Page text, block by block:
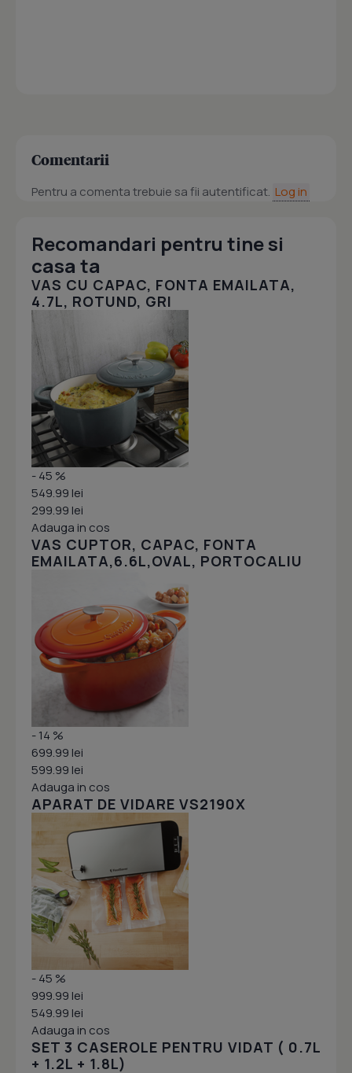
Comentarii
Pentru a comenta trebuie sa fii autentificat. Log in
Recomandari pentru tine si
casa ta
VAS CU CAPAC, FONTA EMAILATA,
4.7L, ROTUND, GRI
- 45 %
549.99 lei
299.99 lei
Adauga in cos
VAS CUPTOR, CAPAC, FONTA
EMAILATA,6.6L,OVAL, PORTOCALIU
- 14 %
699.99 lei
599.99 lei
Adauga in cos
APARAT DE VIDARE VS2190X
- 45 %
999.99 lei
549.99 lei
Adauga in cos
SET 3 CASEROLE PENTRU VIDAT ( 0.7L
+ 1.2L + 1.8L)